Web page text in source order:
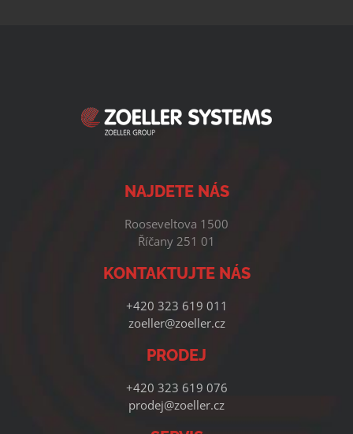
NAJDETE NÁS
Rooseveltova 1500
Říčany 251 01
KONTAKTUJTE NÁS
+420 323 619 011
zoeller@zoeller.cz
PRODEJ
+420 323 619 076
prodej@zoeller.cz